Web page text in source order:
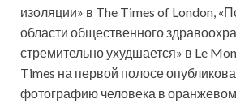
изоляции» в The Times of London,
области общественного
стремительно ухудшается» в Le
Times на первой полосе
фотографию человека в